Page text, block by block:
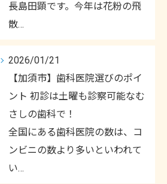
長島田顕です。今年は花粉の飛
散…
2026/01/21
【加須市】歯科医院選びのポイ
ント 初診は土曜も診察可能なむ
さしの歯科で！
全国にある歯科医院の数は、コ
ンビニの数より多いといわれて
い…